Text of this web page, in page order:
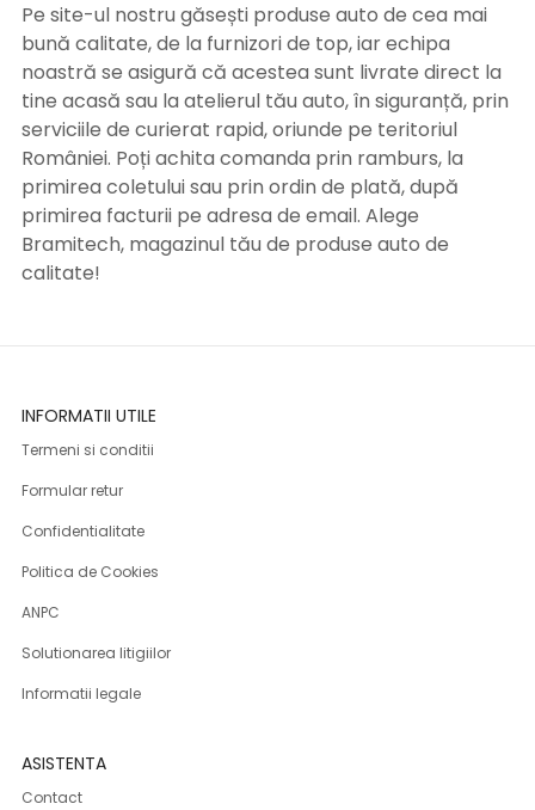
Pe site-ul nostru găsești produse auto de cea mai
bună calitate, de la furnizori de top, iar echipa
noastră se asigură că acestea sunt livrate direct la
tine acasă sau la atelierul tău auto, în siguranță, prin
serviciile de curierat rapid, oriunde pe teritoriul
României. Poți achita comanda prin ramburs, la
primirea coletului sau prin ordin de plată, după
primirea facturii pe adresa de email. Alege
Bramitech, magazinul tău de produse auto de
calitate!
INFORMATII UTILE
Termeni si conditii
Formular retur
Confidentialitate
Politica de Cookies
ANPC
Solutionarea litigiilor
Informatii legale
ASISTENTA
Contact